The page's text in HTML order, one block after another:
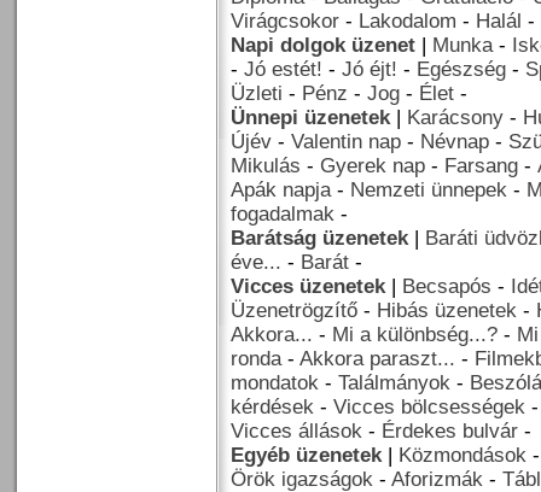
Virágcsokor - Lakodalom - Halál -
Napi dolgok üzenet | Munka-
- Jó estét! - Jó éjt! - Egészség -
Üzleti - Pénz - Jog - Élet -
Ünnepi üzenetek| Karácsony -
Újév - Valentin nap - Névnap -
Mikulás - Gyerek nap - Farsang -
Apák napja- Nemzeti ünnepek -
fogadalmak -
Barátság üzenetek| Baráti
éve... - Barát -
Vicces üzenetek| Becsapós -
Üzenetrögzítő - Hibás üzenetek -
Akkora... - Mi a különbség...? -
ronda- Akkora paraszt... -
mondatok - Találmányok -
kérdések - Vicces bölcsességek
Vicces állások - Érdekes bulvár -
Egyéb üzenetek| Közmondások
Örök igazságok - Aforizmák -